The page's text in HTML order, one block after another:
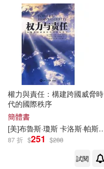
SONY MUSIC(1)
Universal(1)
世界知識出版社(1)
北京科學技術出版社(1)
機械工業出版社(1)
權力與責任：構建跨國威脅時
代的國際秩序
簡體書
[美]布魯斯·瓊斯卡洛斯·帕斯誇爾等
87 折 $251 $288
試閱